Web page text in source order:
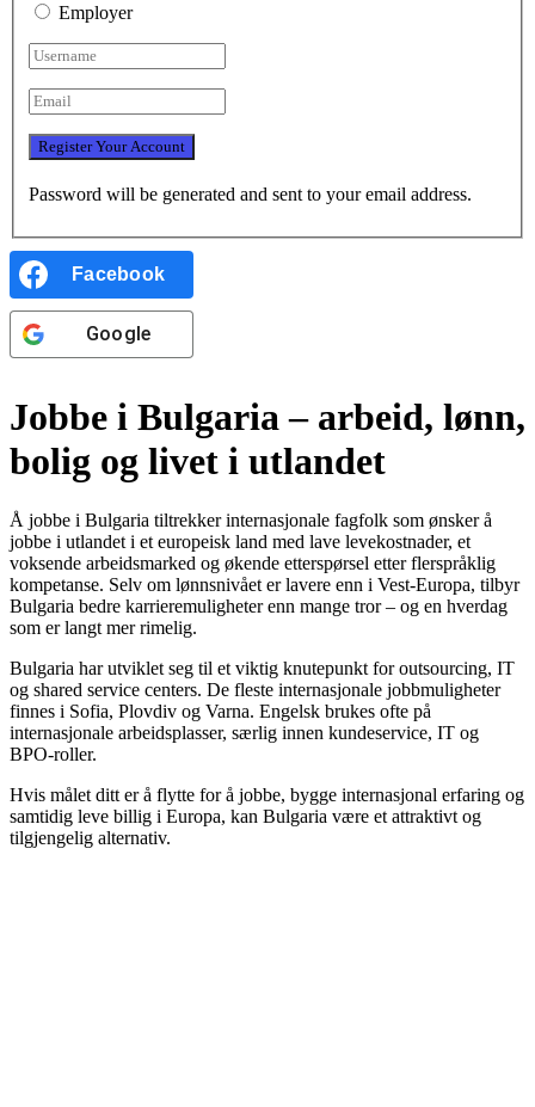
Employer
Password will be generated and sent to your email address.
Facebook
Google
Jobbe i Bulgaria – arbeid, lønn,
bolig og livet i utlandet
Å jobbe i Bulgaria tiltrekker internasjonale fagfolk som ønsker å
jobbe i utlandet i et europeisk land med lave levekostnader, et
voksende arbeidsmarked og økende etterspørsel etter flerspråklig
kompetanse. Selv om lønnsnivået er lavere enn i Vest-Europa, tilbyr
Bulgaria bedre karrieremuligheter enn mange tror – og en hverdag
som er langt mer rimelig.
Bulgaria har utviklet seg til et viktig knutepunkt for outsourcing, IT
og shared service centers. De fleste internasjonale jobbmuligheter
finnes i Sofia, Plovdiv og Varna. Engelsk brukes ofte på
internasjonale arbeidsplasser, særlig innen kundeservice, IT og
BPO-roller.
Hvis målet ditt er å flytte for å jobbe, bygge internasjonal erfaring og
samtidig leve billig i Europa, kan Bulgaria være et attraktivt og
tilgjengelig alternativ.